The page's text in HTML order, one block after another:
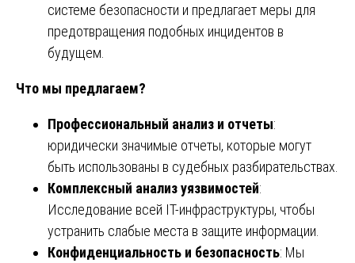
системе безопасности и предлагает меры для
предотвращения подобных инцидентов в
будущем.
Что мы предлагаем?
Профессиональный анализ и отчеты:
юридически значимые отчеты, которые могут
быть использованы в судебных разбирательствах.
Комплексный анализ уязвимостей:
Исследование всей IT-инфраструктуры, чтобы
устранить слабые места в защите информации.
Конфиденциальность и безопасность: Мы